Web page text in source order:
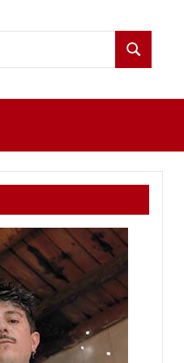
Buscar